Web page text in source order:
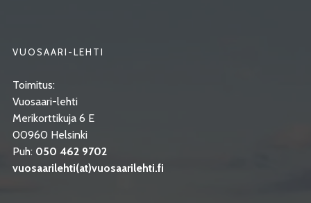
VUOSAARI-LEHTI
Toimitus:
Vuosaari-lehti
Merikorttikuja 6 E
00960 Helsinki
Puh: 050 462 9702
vuosaarilehti(at)vuosaarilehti.fi